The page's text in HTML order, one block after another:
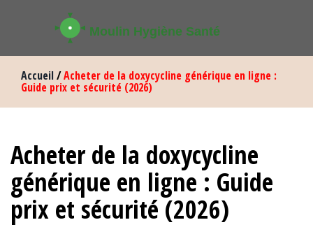
Accueil/Acheter de la doxycycline générique en ligne :
Guide prix et sécurité (2026)
Acheter de la doxycycline
générique en ligne : Guide
prix et sécurité (2026)